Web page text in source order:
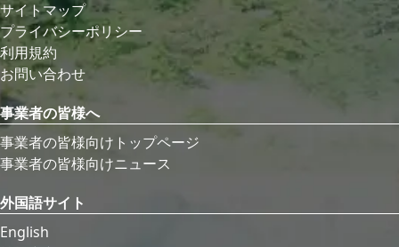
サイトマップ
プライバシーポリシー
利用規約
お問い合わせ
事業者の皆様へ
事業者の皆様向けトップページ
事業者の皆様向けニュース
外国語サイト
English